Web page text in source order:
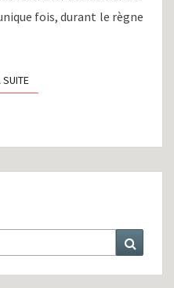
fois, durant le règne
SUITELIRE LA SUITE